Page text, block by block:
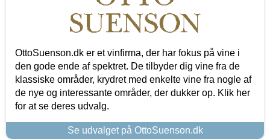
OttoSuenson.dk er et vinfirma, der har fokus på vine i
den gode ende af spektret. De tilbyder dig vine fra de
klassiske områder, krydret med enkelte vine fra nogle af
de nye og interessante områder, der dukker op. Klik her
for at se deres udvalg.
Se udvalget på OttoSuenson.dk